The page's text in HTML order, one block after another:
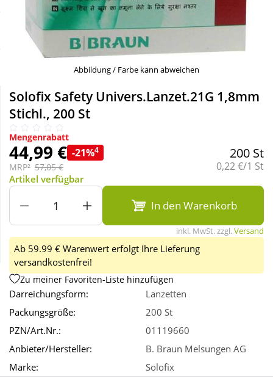
Sparsets
Täglich gut versorgt
Mutter & Kind
Nahrungsergänzung
Natur & Homöopathie
Sanitätshaus
Sport & Fitness
Wellness
Abbildung / Farbe kann abweichen
Solofix Safety Univers.Lanzet.21G 1,8mm
Stichl., 200 St
Mengenrabatt
44,99 € -21%4
MRP² 57,05 €
200 St
Grundpreis:
0,22 €/1 St
Artikel verfügbar
In den Warenkorb
inkl. MwSt. zzgl.Versand
Ab 59.99 € Warenwert erfolgt Ihre Lieferung
versandkostenfrei!
Zu meiner Favoriten-Liste hinzufügen
Darreichungsform:
Lanzetten
Packungsgröße:
200 St
PZN/Art.Nr.:
01119660
Anbieter/Hersteller:
B. Braun Melsungen AG
Marke:
Solofix